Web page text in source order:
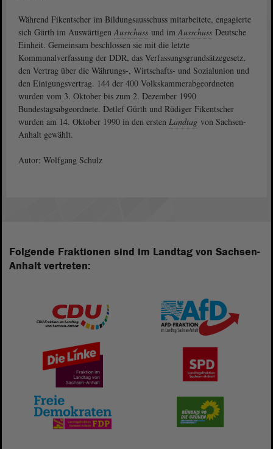
Während Fikentscher im Bildungsausschuss mitarbeitete, engagierte
sich Gürth im Auswärtigen Ausschuss und im Ausschuss Deutsche
Einheit. Gemeinsam beschlossen sie mit die letzte
Kommunalverfassung der DDR, das Verfassungsgrundsätzegesetz,
den Vertrag über die Währungs-, Wirtschafts- und Sozialunion und
den Einigungsvertrag. 144 der 400 Volkskammerabgeordneten
wurden vom 3. Oktober bis zum 2. Dezember 1990
Bundestagsabgeordnete. Detlef Gürth und Rüdiger Fikentscher
wurden am 14. Oktober 1990 in den ersten Landtag von Sachsen-
Anhalt gewählt.
Autor: Wolfgang Schulz
Folgende Fraktionen sind im Landtag von Sachsen-
Anhalt vertreten: